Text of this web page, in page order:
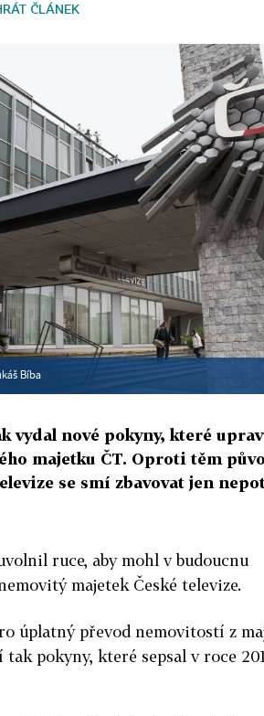
ČLÁNEK
Bíba
vydal nové pokyny, které
majetku ČT. Oproti těm
se smí zbavovat jen
ruce, aby mohl v budoucnu
majetek České televize.
úplatný převod nemovitostí z
pokyny, které sepsal v roce